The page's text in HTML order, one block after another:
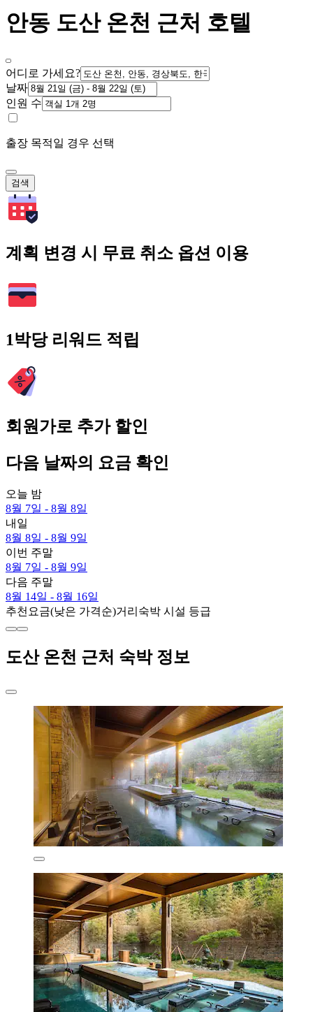
안동 도산 온천 근처 호텔
어디로 가세요?
날짜
인원 수
출장 목적일 경우 선택
검색
계획 변경 시 무료 취소 옵션 이용
1박당 리워드 적립
회원가로 추가 할인
다음 날짜의 요금 확인
오늘 밤
8월 7일 - 8월 8일
내일
8월 8일 - 8월 9일
이번 주말
8월 7일 - 8월 9일
다음 주말
8월 14일 - 8월 16일
추천요금(낮은 가격순)거리 숙박 시설 등급
도산 온천 근처 숙박 정보